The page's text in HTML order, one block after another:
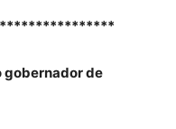
gobernador de